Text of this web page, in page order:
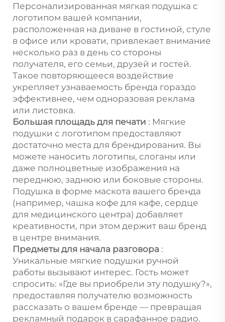
Персонализированная мягкая подушка с
логотипом вашей компании,
расположенная на диване в гостиной, стуле
в офисе или кровати, привлекает внимание
несколько раз в день со стороны
получателя, его семьи, друзей и гостей.
Такое повторяющееся воздействие
укрепляет узнаваемость бренда гораздо
эффективнее, чем одноразовая реклама
или листовка.
Большая площадь для печати : Мягкие
подушки с логотипом предоставляют
достаточно места для брендирования. Вы
можете наносить логотипы, слоганы или
даже полноцветные изображения на
переднюю, заднюю или боковые стороны.
Подушка в форме маскота вашего бренда
(например, чашка кофе для кафе, сердце
для медицинского центра) добавляет
креативности, при этом держит ваш бренд
в центре внимания.
Предметы для начала разговора :
Уникальные мягкие подушки ручной
работы вызывают интерес. Гость может
спросить: «Где вы приобрели эту подушку?»,
предоставляя получателю возможность
рассказать о вашем бренде — превращая
рекламный подарок в сарафанное радио.